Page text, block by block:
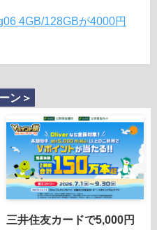
4GB/128GBが4000円
ン＞
三井住友カードで5,000円